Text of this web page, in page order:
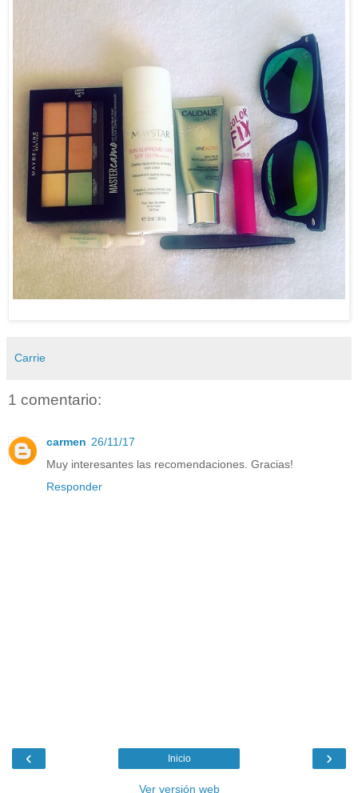
Carrie
1 comentario:
carmen 26/11/17
Muy interesantes las recomendaciones. Gracias!
Responder
‹ ›
Inicio
Ver versión web